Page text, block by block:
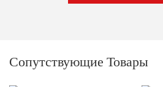
Сопутствующие Товары